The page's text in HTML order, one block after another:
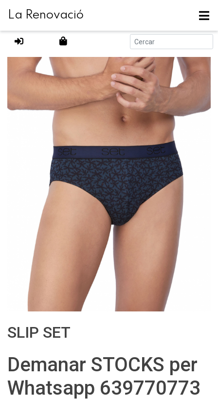
La Renovació
Actualment es troba a: SLIP SET
SLIP SET
Demanar STOCKS per
Whatsapp 639770773